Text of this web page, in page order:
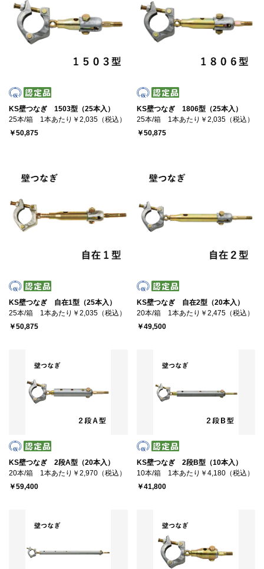
KS壁つなぎ 1503型（25本入）
25本/箱 1本あたり￥2,035（税込）
￥50,875
KS壁つなぎ 1806型（25本入）
25本/箱 1本あたり￥2,035（税込）
￥50,875
KS壁つなぎ 自在1型（25本入）
25本/箱 1本あたり￥2,035（税込）
￥50,875
KS壁つなぎ 自在2型（20本入）
20本/箱 1本あたり￥2,475（税込）
￥49,500
KS壁つなぎ 2段A型（20本入）
20本/箱 1本あたり￥2,970（税込）
￥59,400
KS壁つなぎ 2段B型（10本入）
10本/箱 1本あたり￥4,180（税込）
￥41,800